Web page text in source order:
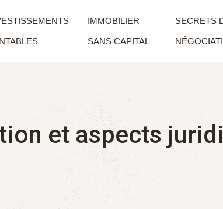
IMMOBILIER
SANS CAPITAL
SECRETS
et aspects